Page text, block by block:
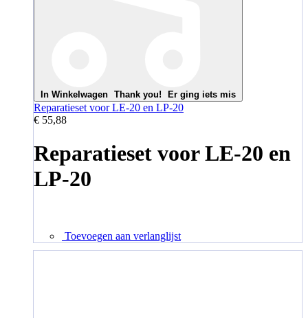
In Winkelwagen Thank you! Er ging iets mis
Reparatieset voor LE-20 en LP-20
€ 55,88
Reparatieset voor LE-20 en
LP-20
Toevoegen aan verlanglijst